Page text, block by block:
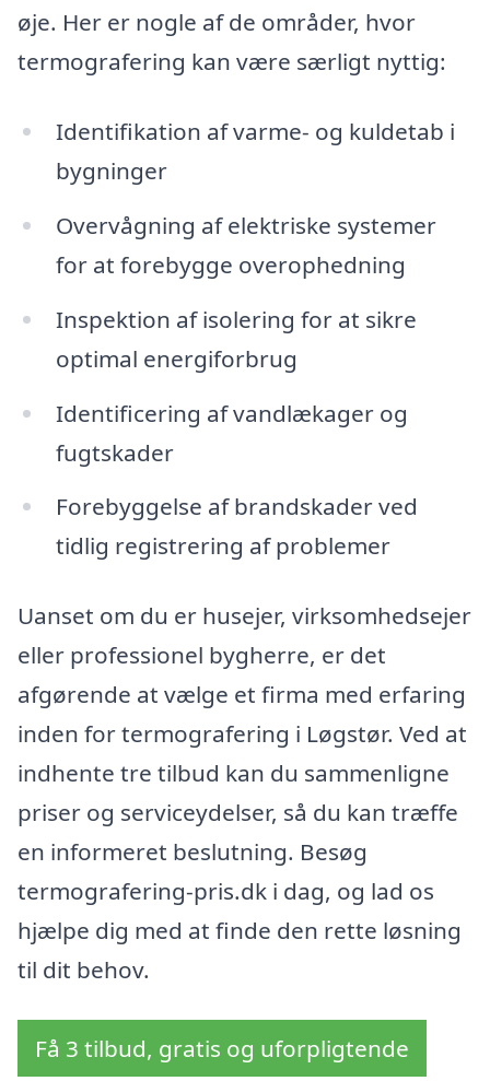
øje. Her er nogle af de områder, hvor
termografering kan være særligt nyttig:
Identifikation af varme- og kuldetab i
bygninger
Overvågning af elektriske systemer
for at forebygge overophedning
Inspektion af isolering for at sikre
optimal energiforbrug
Identificering af vandlækager og
fugtskader
Forebyggelse af brandskader ved
tidlig registrering af problemer
Uanset om du er husejer, virksomhedsejer
eller professionel bygherre, er det
afgørende at vælge et firma med erfaring
inden for termografering i Løgstør. Ved at
indhente tre tilbud kan du sammenligne
priser og serviceydelser, så du kan træffe
en informeret beslutning. Besøg
termografering-pris.dk i dag, og lad os
hjælpe dig med at finde den rette løsning
til dit behov.
Få 3 tilbud, gratis og uforpligtende